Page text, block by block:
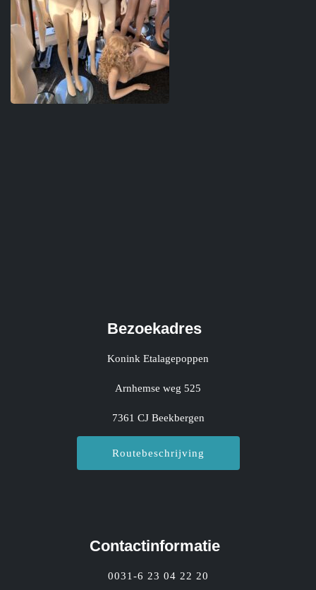
Bezoekadres
Konink Etalagepoppen
Arnhemse weg 525
7361 CJ Beekbergen
Routebeschrijving
Contactinformatie
0031-6 23 04 22 20